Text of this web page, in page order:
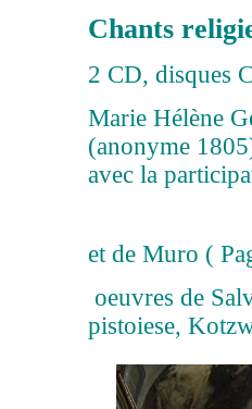
Chants
2 CD, disques
Marie Hélène
(anonyme
avec la
et de Muro (
oeuvres de
pistoiese,